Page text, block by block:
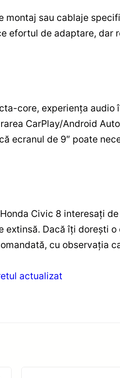
sau cablaje
efortul de adaptare, dar
core, experiența audio
CarPlay/Android
ecranul de 9″ poate
Civic 8 interesați
Dacă îți dorești o
cu observația
actualizat